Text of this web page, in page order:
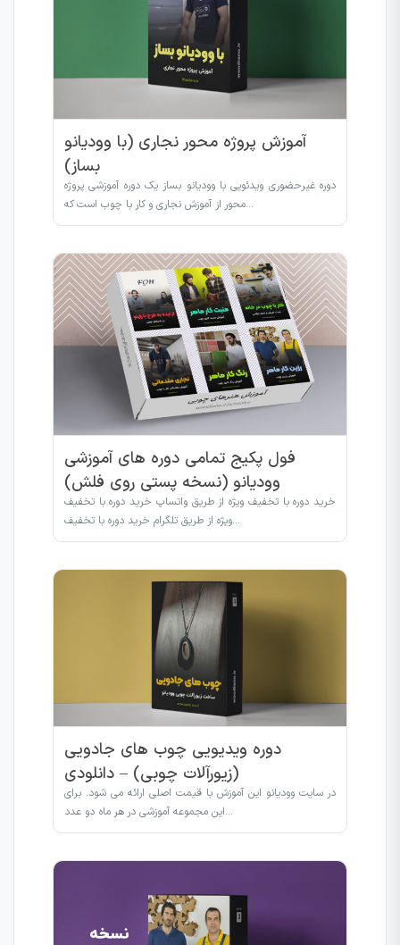
آموزش پروژه محور نجاری (با وودیانو
بساز)
دوره غیرحضوری ویدئویی با وودیانو بساز یک دوره آموزشی پروژه
محور از آموزش نجاری و کار با چوب است که…
فول پکیج تمامی دوره های آموزشی
وودیانو (نسخه پستی روی فلش)
خرید دوره با تخفیف ویژه از طریق واتساپ خرید دوره با تخفیف
ویژه از طریق تلگرام خرید دوره با تخفیف…
دوره ویدیویی چوب های جادویی
(زیورآلات چوبی) – دانلودی
در سایت وودیانو این آموزش با قیمت اصلی ارائه می شود. برای
این مجموعه آموزشی در هر ماه دو عدد…